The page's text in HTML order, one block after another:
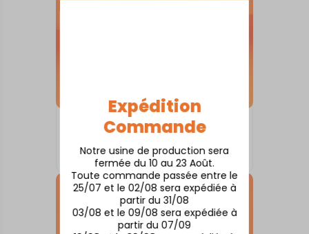
Expédition
Commande
Notre usine de production sera
fermée du 10 au 23 Août.
Toute commande passée entre le
25/07 et le 02/08 sera expédiée à
partir du 31/08
03/08 et le 09/08 sera expédiée à
partir du 07/09
SKYLINE SUR SOCLE
À partir de80,00€